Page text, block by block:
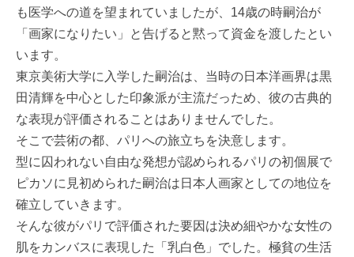
も医学への道を望まれていましたが、14歳の時嗣治が
「画家になりたい」と告げると黙って資金を渡したとい
います。
東京美術大学に入学した嗣治は、当時の日本洋画界は黒
田清輝を中心とした印象派が主流だっため、彼の古典的
な表現が評価されることはありませんでした。
そこで芸術の都、パリへの旅立ちを決意します。
型に囚われない自由な発想が認められるパリの初個展で
ピカソに見初められた嗣治は日本人画家としての地位を
確立していきます。
そんな彼がパリで評価された要因は決め細やかな女性の
肌をカンバスに表現した「乳白色」でした。極貧の生活